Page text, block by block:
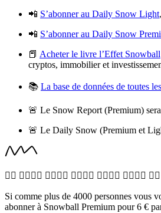
📲 S’abonner au Daily Snow Light
📲 S’abonner au Daily Snow
📕 Acheter le livre l’Effet Snowball
cryptos, immobilier et
📚 La base de données de toutes
🚨 Le Snow Report (Premium)
🚨 Le Daily Snow (Premium et
🙋‍♀️ 🙋‍♂️🙋‍♀️ 🙋‍♂️🙋‍♀️ 🙋‍♂️🙋‍♀️ 🙋‍♂️🙋‍♀️ 🙋‍♂️🙋‍♀️ 🙋‍♂️
Si comme plus de 4000 personnes vous
abonner à Snowball Premium pour 6 €